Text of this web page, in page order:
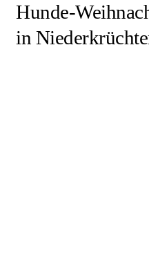
Hunde-
in